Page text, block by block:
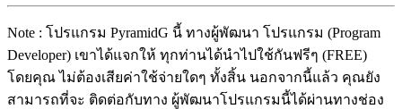
Note : โปรแกรม PyramidG นี้ ทางผู้พัฒนา โปรแกรม (Program
Developer) เขาได้แจกให้ ทุกท่านได้นำไปใช้กันฟรีๆ (FREE)
โดยคุณ ไม่ต้องเสียค่าใช้จ่ายใดๆ ทั้งสิ้น นอกจากนี้แล้ว คุณยัง
สามารถที่จะ ติดต่อกับทาง ผู้พัฒนาโปรแกรมนี้ได้ผ่านทางช่อง